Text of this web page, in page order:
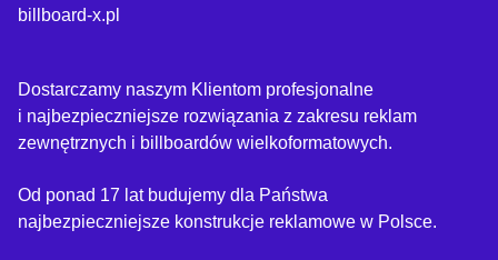
billboard-x.pl
Dostarczamy naszym Klientom profesjonalne
i najbezpieczniejsze rozwiązania z zakresu reklam
zewnętrznych i billboardów wielkoformatowych.
Od ponad 17 lat budujemy dla Państwa
najbezpieczniejsze konstrukcje reklamowe w Polsce.